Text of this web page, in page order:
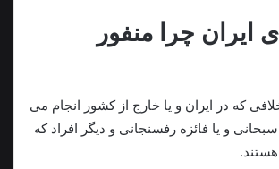
ایران چرا منفور
که در ایران و یا خارج از کشور انجام می
و یا فائزه رفسنجانی و دیگر افراد که